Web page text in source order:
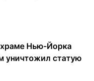
Нью-Йорка
уничтожил статую